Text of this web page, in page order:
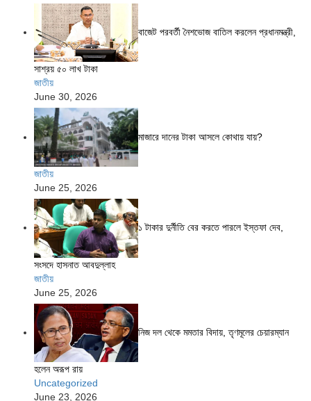
বাজেট পরবর্তী নৈশভোজ বাতিল করলেন প্রধানমন্ত্রী,
সাশ্রয় ৫০ লাখ টাকা
জাতীয়
June 30, 2026
মাজারে দানের টাকা আসলে কোথায় যায়?
জাতীয়
June 25, 2026
১ টাকার দুর্নীতি বের করতে পারলে ইস্তফা দেব,
সংসদে হাসনাত আবদুল্লাহ
জাতীয়
June 25, 2026
নিজ দল থেকে মমতার বিদায়, তৃণমূলের চেয়ারম্যান
হলেন অরূপ রায়
Uncategorized
June 23, 2026